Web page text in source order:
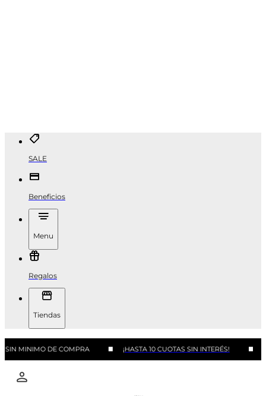
SALE
Beneficios
Menu
Regalos
Tiendas
SIN MINIMO DE COMPRA ¡HASTA 10 CUOTAS SIN INTERÉS!